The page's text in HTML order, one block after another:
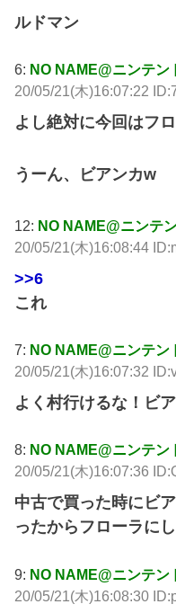
ルドマン
6: NO NAME@ニンテン
20/05/21(木)16:07:22
よし絶対に今回はフ
うーん、ビアンカw
12: NO NAME@ニンテ
20/05/21(木)16:08:44
>>6
これ
7: NO NAME@ニンテン
20/05/21(木)16:07:32
よく村行けるな！ビ
8: NO NAME@ニンテン
20/05/21(木)16:07:36
中古で買った時にビ
ったからフローラに
9: NO NAME@ニンテン
20/05/21(木)16:08:30